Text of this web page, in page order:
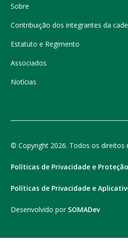
Sobre
Contribuição dos integrantes da
Estatuto e Regimento
Associados
Notícias
© Copyright 2026. Todos os direitos
Políticas de Privacidade e
Políticas de Privacidade e
Desenvolvido por SOMADev